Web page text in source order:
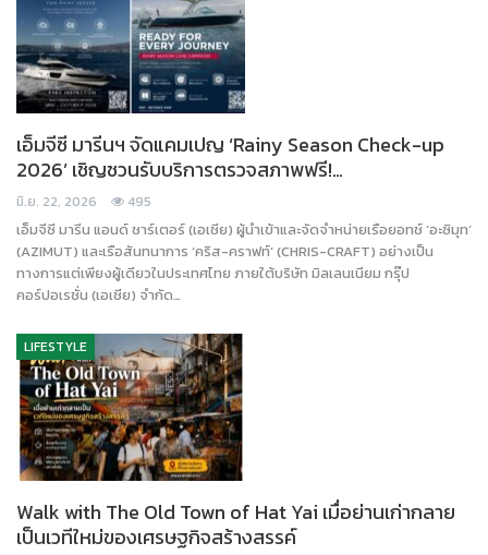
เอ็มจีซี มารีนฯ จัดแคมเปญ ‘Rainy Season Check-up
2026’ เชิญชวนรับบริการตรวจสภาพฟรี!…
มิ.ย. 22, 2026 495
เอ็มจีซี มารีน แอนด์ ชาร์เตอร์ (เอเชีย) ผู้นำเข้าและจัดจำหน่ายเรือยอทช์ ‘อะซิมุท’
(AZIMUT) และเรือสันทนาการ ‘คริส-คราฟท์’ (CHRIS-CRAFT) อย่างเป็น
ทางการแต่เพียงผู้เดียวในประเทศไทย ภายใต้บริษัท มิลเลนเนียม กรุ๊ป
คอร์ปอเรชั่น (เอเชีย) จำกัด…
LIFESTYLE
Walk with The Old Town of Hat Yai เมื่อย่านเก่ากลาย
เป็นเวทีใหม่ของเศรษฐกิจสร้างสรรค์